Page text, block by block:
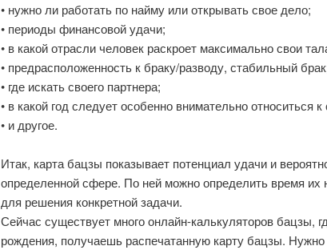
• нужно ли работать по найму или открывать свое дело;
• периоды финансовой удачи;
• в какой отрасли человек раскроет максимально свои
• предрасположенность к браку/разводу, стабильный
• где искать своего партнера;
• в какой год следует особенно внимательно относиться
• и другое.
Итак, карта бацзы показывает потенциал удачи и
определенной сфере. По ней можно определить время их
для решения конкретной задачи.
Сейчас существует много онлайн-калькуляторов бацзы,
рождения, получаешь распечатанную карту бацзы. Нужно